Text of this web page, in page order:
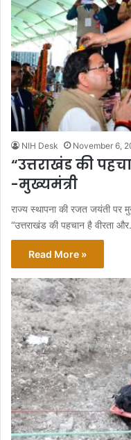
NIH Desk November 6,
“उत्तराखंड की
-मुख्यमंत्री
राज्य स्थापना की रजत जयंती पर
“उत्तराखंड की पहचान है वीरता
Read More »